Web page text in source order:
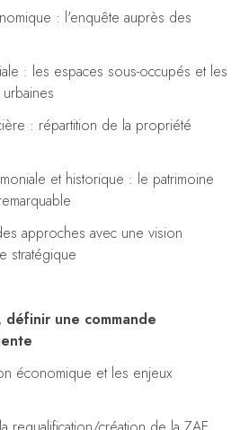
: l'enquête auprès des
: les espaces sous-occupés et les
: répartition de la propriété
et historique : le patrimoine
avec une vision
stratégique
une commande
et les enjeux